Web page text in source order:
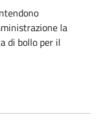
la
di bollo per il